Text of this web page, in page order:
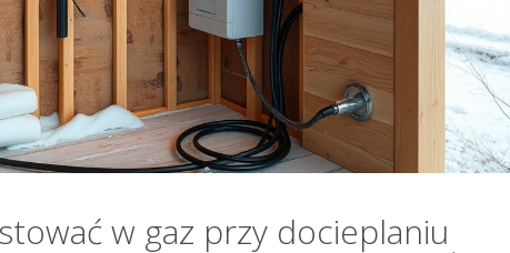
w gaz przy docieplaniu